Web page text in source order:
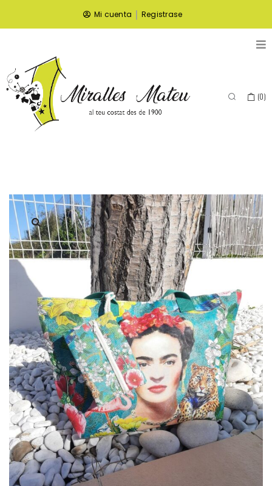
Mi cuenta | Registrase
(0)